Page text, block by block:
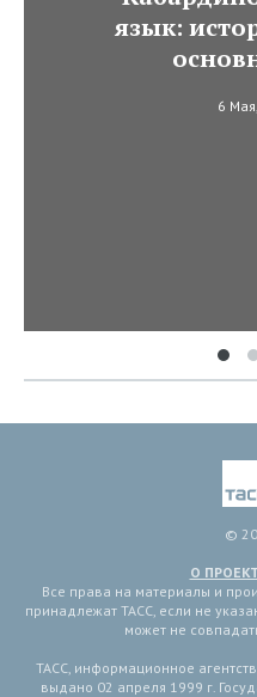
язык:
6
©
О
Все права на материалы и
принадлежат ТАСС, если не
может не
ТАСС, информационное
выдано 02 апреля 1999 г.